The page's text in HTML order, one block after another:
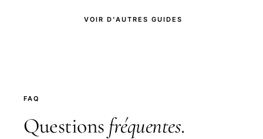
VOIR D'AUTRES GUIDES
FAQ
Questions fréquentes.